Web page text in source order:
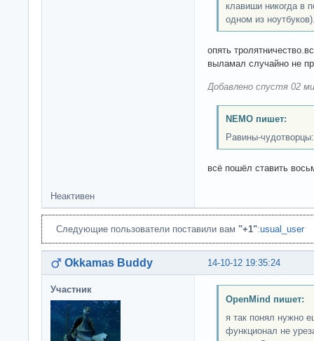
клавиши никогда в
одном из
опять
выламал случайно не
Добавлено спустя 02
NEMO пишет:
Равины-чудотворцы:
всё пошёл ставить
Неактивен
Следующие пользователи поставили вам "+1":usual_user
14-10-12 19:35:24
Okkamas Buddy
Участник
OpenMind пишет:
я так понял нужно
функционал не